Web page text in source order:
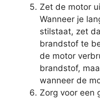
Zet de motor
Wanneer je
stilstaat, zet
brandstof te
de motor
brandstof,
wanneer de
Zorg voor een